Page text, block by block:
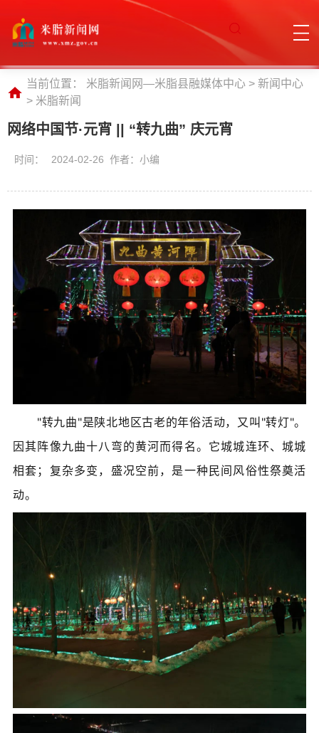
当前位置： 米脂新闻网—米脂县融媒体中心 > 新闻中心
> 米脂新闻
网络中国节·元宵 || “转九曲” 庆元宵
时间： 2024-02-26 作者：小编
"转九曲"是陕北地区古老的年俗活动，又叫"转灯"。
因其阵像九曲十八弯的黄河而得名。它城城连环、城城
相套；复杂多变，盛况空前，是一种民间风俗性祭奠活
动。